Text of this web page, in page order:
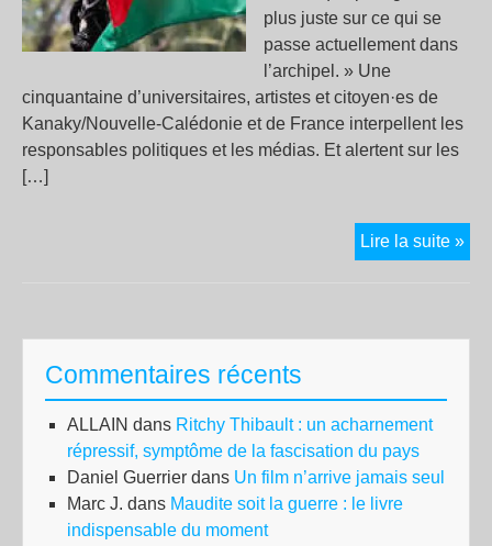
plus juste sur ce qui se
passe actuellement dans
l’archipel. » Une
cinquantaine d’universitaires, artistes et citoyen·es de
Kanaky/Nouvelle-Calédonie et de France interpellent les
responsables politiques et les médias. Et alertent sur les
[…]
Lire la suite »
à
et
Commentaires récents
ALLAIN dans Ritchy Thibault : un acharnement
répressif, symptôme de la fascisation du pays
Daniel Guerrier dans Un film n’arrive jamais seul
Marc J. dans Maudite soit la guerre : le livre
indispensable du moment